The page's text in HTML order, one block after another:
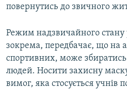
повернутись до звичного
Режим надзвичайного стану
зокрема, передбачає, що на
спортивних, може
людей. Носити захисну
вимог, яка стосується учнів